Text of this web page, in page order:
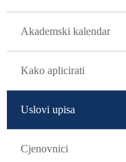
Akademski kalendar
Kako aplicirati
Uslovi upisa
Cjenovnici